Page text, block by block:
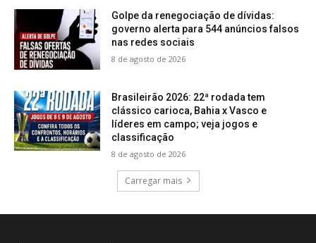
Golpe da renegociação de dívidas:
governo alerta para 544 anúncios falsos
nas redes sociais
8 de agosto de 2026
Brasileirão 2026: 22ª rodada tem
clássico carioca, Bahia x Vasco e
líderes em campo; veja jogos e
classificação
8 de agosto de 2026
Carregar mais